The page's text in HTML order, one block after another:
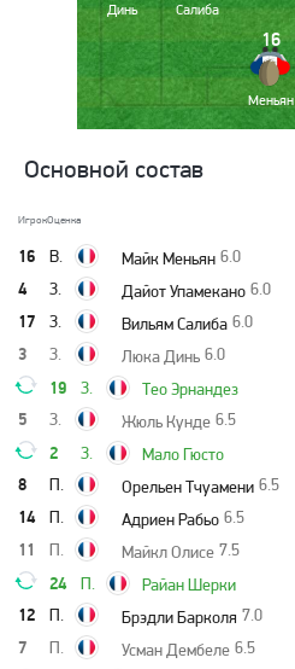
16
Меньян
Салиба
Динь
Основной состав
ИгрокОценка
16 В. Майк Меньян 6.0
4 З. Дайот Упамекано 6.0
17 З. Вильям Салиба 6.0
3 З. Люка Динь 6.0
19 З. Тео Эрнандез
5 З. Жюль Кунде 6.5
2 З. Мало Гюсто
8 П. Орельен Тчуамени 6.5
14 П. Адриен Рабьо 6.5
11 П. Майкл Олисе 7.5
24 П. Райан Шерки
12 П. Брэдли Барколя 7.0
7 П. Усман Дембеле 6.5